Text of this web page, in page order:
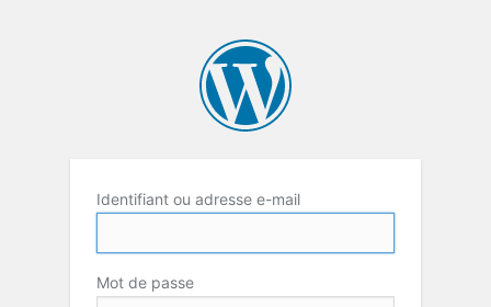
Identifiant ou adresse e-mail
Mot de passe